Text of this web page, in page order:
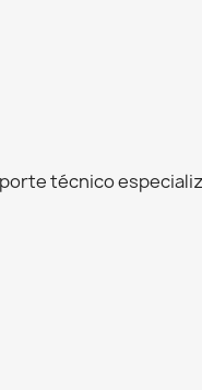
técnico